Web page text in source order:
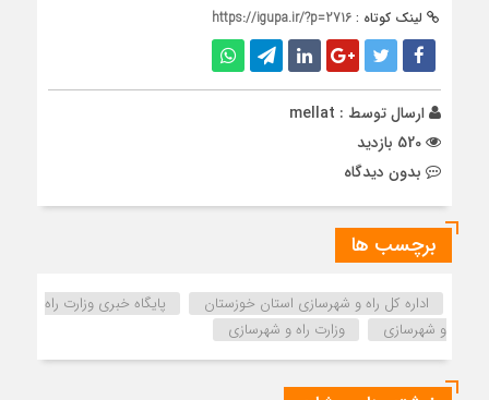
لینک کوتاه : https://igupa.ir/?p=2716
ارسال توسط : mellat
بدون دیدگاه
برچسب ها
اداره كل راه و شهرسازي استان خوزستان
پایگاه خبری وزارت راه
و شهرسازی
وزارت راه و شهرسازی